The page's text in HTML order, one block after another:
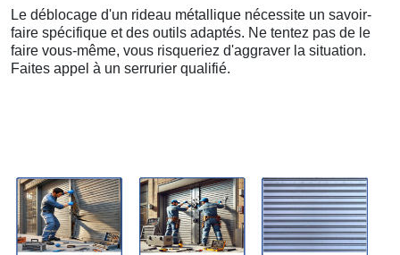
Le déblocage d'un rideau métallique nécessite un savoir-
faire spécifique et des outils adaptés. Ne tentez pas de le
faire vous-même, vous risqueriez d'aggraver la situation.
Faites appel à un serrurier qualifié.